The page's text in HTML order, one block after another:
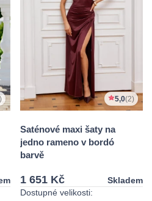
5,0(2)
Saténové maxi šaty na
jedno rameno v bordó
barvě
1 651 Kč
Skladem
Dostupné velikosti: